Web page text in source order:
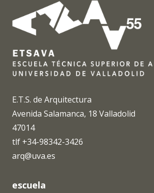
E.T.S. de Arquitectura
Avenida Salamanca, 18 Valladolid
47014
tlf +34-98342-3426
arq@uva.es
escuela